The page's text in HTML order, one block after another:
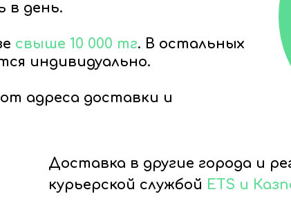
в день.
свыше 10 000 тг. В остальных
индивидуально.
адреса доставки и
Доставка в другие города и
курьерской службой ETS и